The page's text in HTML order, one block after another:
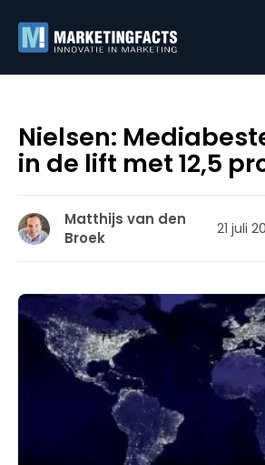
Nielsen:
in de lift met 12,5
Matthijs van den
Broek
21 juli